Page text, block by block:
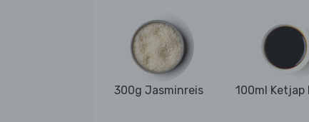
300g Jasminreis 100ml Ketjap